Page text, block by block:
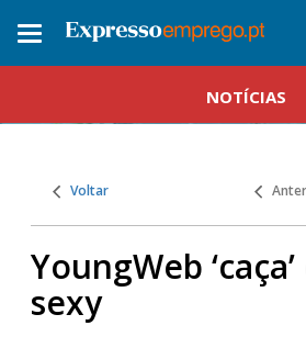
Toggle
NOTÍCIAS
Voltar
YoungWeb
sexy